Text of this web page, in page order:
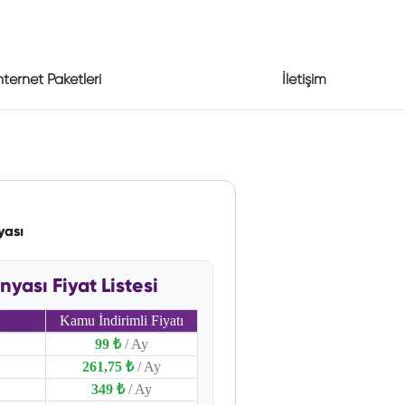
Paketleri İletişim
Fiyat Listesi
Kamu İndirimli Fiyatı
99 ₺ / Ay
261,75 ₺ / Ay
349 ₺ / Ay